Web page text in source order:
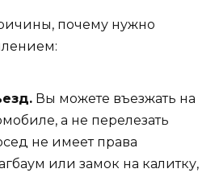
почему нужно
Вы можете въезжать на
а не перелезать
не имеет права
или замок на калитку,